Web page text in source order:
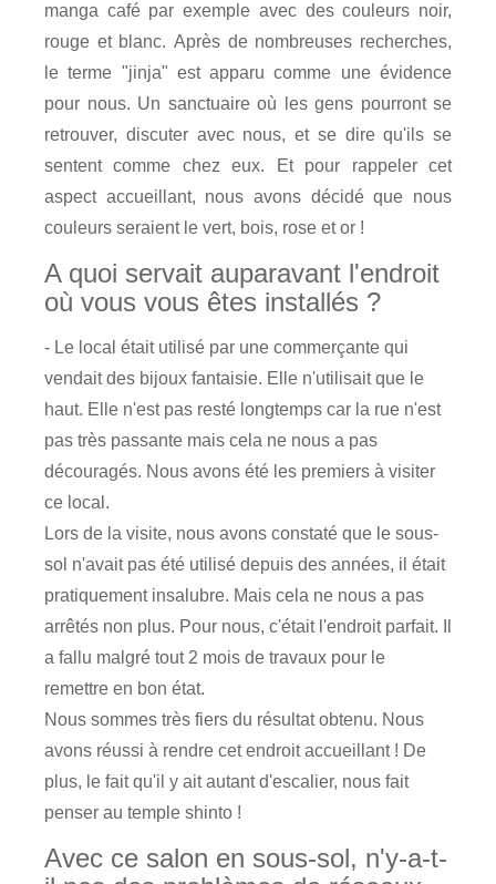
manga café par exemple avec des couleurs noir,
rouge et blanc. Après de nombreuses recherches,
le terme "jinja" est apparu comme une évidence
pour nous. Un sanctuaire où les gens pourront se
retrouver, discuter avec nous, et se dire qu'ils se
sentent comme chez eux. Et pour rappeler cet
aspect accueillant, nous avons décidé que nous
couleurs seraient le vert, bois, rose et or !
A quoi servait auparavant l'endroit
où vous vous êtes installés ?
- Le local était utilisé par une commerçante qui
vendait des bijoux fantaisie. Elle n'utilisait que le
haut. Elle n'est pas resté longtemps car la rue n'est
pas très passante mais cela ne nous a pas
découragés. Nous avons été les premiers à visiter
ce local.
Lors de la visite, nous avons constaté que le sous-
sol n'avait pas été utilisé depuis des années, il était
pratiquement insalubre. Mais cela ne nous a pas
arrêtés non plus. Pour nous, c'était l'endroit parfait. Il
a fallu malgré tout 2 mois de travaux pour le
remettre en bon état.
Nous sommes très fiers du résultat obtenu. Nous
avons réussi à rendre cet endroit accueillant ! De
plus, le fait qu'il y ait autant d'escalier, nous fait
penser au temple shinto !
Avec ce salon en sous-sol, n'y-a-t-